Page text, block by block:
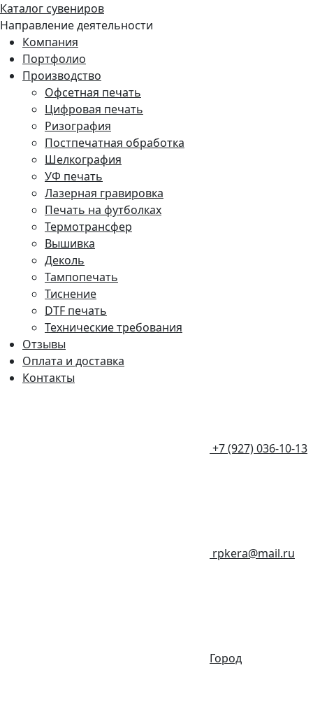
Каталог сувениров
Направление деятельности
Компания
Портфолио
Производство
Офсетная печать
Цифровая печать
Ризография
Постпечатная обработка
Шелкография
УФ печать
Лазерная гравировка
Печать на футболках
Термотрансфер
Вышивка
Деколь
Тампопечать
Тиснение
DTF печать
Технические требования
Отзывы
Оплата и доставка
Контакты
+7 (927) 036-10-13
rpkera@mail.ru
Город